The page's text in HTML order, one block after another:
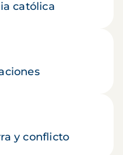
católica
y conflicto